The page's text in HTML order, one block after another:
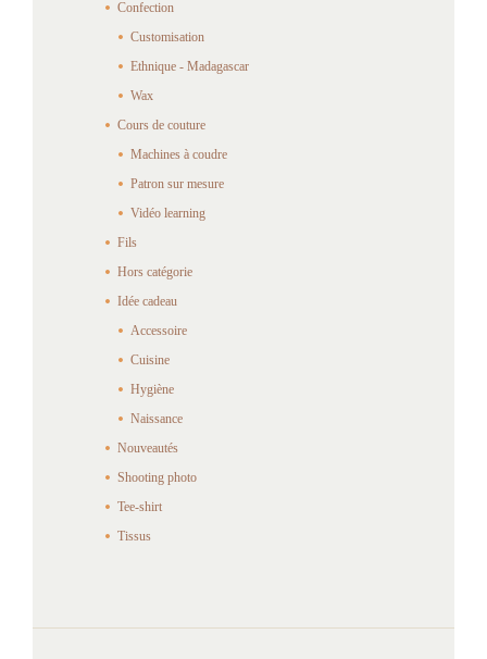
Confection
Customisation
Ethnique - Madagascar
Wax
Cours de couture
Machines à coudre
Patron sur mesure
Vidéo learning
Fils
Hors catégorie
Idée cadeau
Accessoire
Cuisine
Hygiène
Naissance
Nouveautés
Shooting photo
Tee-shirt
Tissus